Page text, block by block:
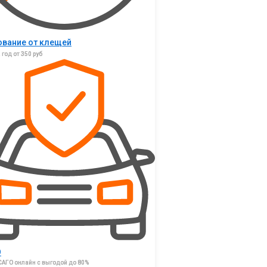
от клещей
от 350 руб
онлайн с выгодой до 80%